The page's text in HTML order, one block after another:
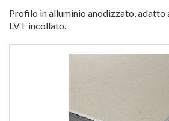
Profilo in alluminio anodizzato, adatto
LVT incollato.